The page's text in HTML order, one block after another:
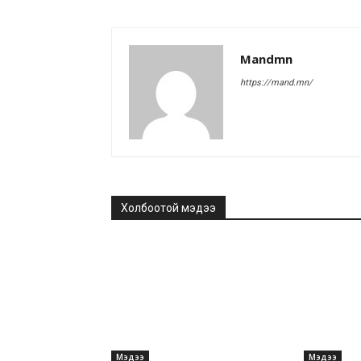
Mandmn
https://mand.mn/
Холбоотой мэдээ
Мэдээ Мэдээ